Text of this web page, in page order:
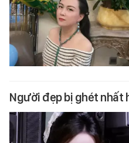
Người đẹp bị ghét nhất